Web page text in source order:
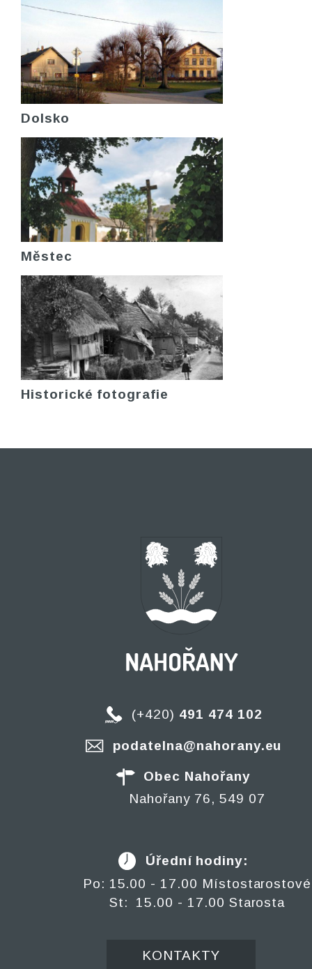
Dolsko
Městec
Historické fotografie
(+420) 491 474 102
podatelna@nahorany.eu
Obec Nahořany
Nahořany 76, 549 07
Úřední hodiny:
Po: 15.00 - 17.00 Místostarostové
St: 15.00 - 17.00 Starosta
KONTAKTY